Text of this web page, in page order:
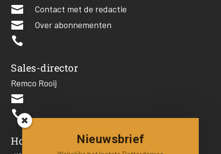
 Contact met de redactie
 Over abonnementen

Sales-director
Remco Rooij


HoofdredacteurNieuwsbrief